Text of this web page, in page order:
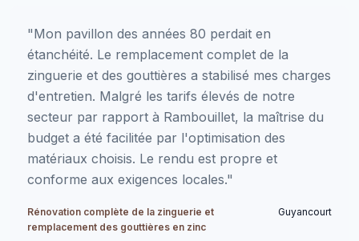
"Mon pavillon des années 80 perdait en
étanchéité. Le remplacement complet de la
zinguerie et des gouttières a stabilisé mes charges
d'entretien. Malgré les tarifs élevés de notre
secteur par rapport à Rambouillet, la maîtrise du
budget a été facilitée par l'optimisation des
matériaux choisis. Le rendu est propre et
conforme aux exigences locales."
Rénovation complète de la zinguerie et
remplacement des gouttières en zinc
Guyancourt